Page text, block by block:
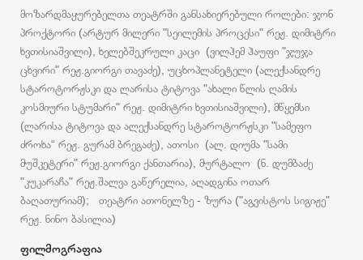
მოზარდმაყურებელთა თეატრში განსახიერებული როლები: ჯონ
პროქტორი (არტურ მილერი "სეილემის პროცესი" რეჟ. დიმიტრი
ხვთისიაშვილი), ხელებშეკრული კაცი (ვილჰემ ჰაუფი "ჯუჯა
ცხვირი" რეჟ.გიორგი თავაძე), უცხოპლანეტელი (ალექსანდრე
სტაროტორჟსკი და ლარისა ტიტოვა "ახალი წლის ღამის
კოსმიური სტუმარი" რეჟ. დიმიტრი ხვთისიაშვილი), მწყემსი
(ლარისა ტიტოვა და ალექსანდრე სტაროტორჟსკი "სამეფო
ძროხა“ რეჟ. გურამ ბრეგაძე), ათოსი (ალ. დიუმა "სამი
მუშკეტერი" რეჟ.გიორგი ქანთარია), მურტალო (ნ. დუმბაძე
"კუკარაჩა" რეჟ.შალვა გაწერელია, აღადგინა ოთარ
ბაღათურიამ); თეატრი ათონელზე - ზურა ("აგვისტოს სიგიჟე"
რეჟ. ნინო ბასილია)
ფილმოგრაფია